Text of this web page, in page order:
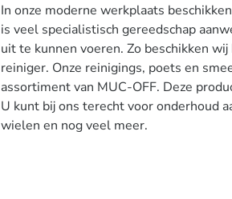
In onze moderne werkplaats
is veel specialistisch gereedschap
uit te kunnen voeren. Zo beschikken
reiniger. Onze reinigings, poets en
assortiment van MUC-OFF. Deze
U kunt bij ons terecht voor onderhoud
wielen en nog veel meer.